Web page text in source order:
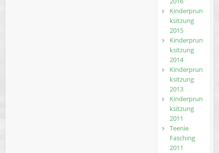
Kinderprun
ksitzung
2015
Kinderprun
ksitzung
2014
Kinderprun
ksitzung
2013
Kinderprun
ksitzung
2011
Teenie
Fasching
2011